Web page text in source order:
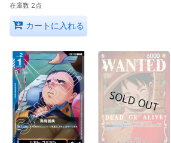
在庫数 2点
カートに入れる